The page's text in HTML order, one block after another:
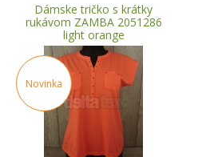
Dámske tričko s krátky
rukávom ZAMBA 2051286
light orange
Novinka